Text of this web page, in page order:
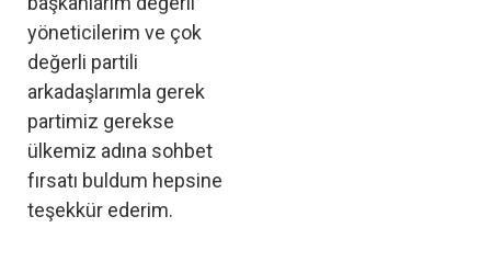
yöneticilerim ve çok
değerli partili
arkadaşlarımla gerek
partimiz gerekse
ülkemiz adına sohbet
fırsatı buldum hepsine
teşekkür ederim.